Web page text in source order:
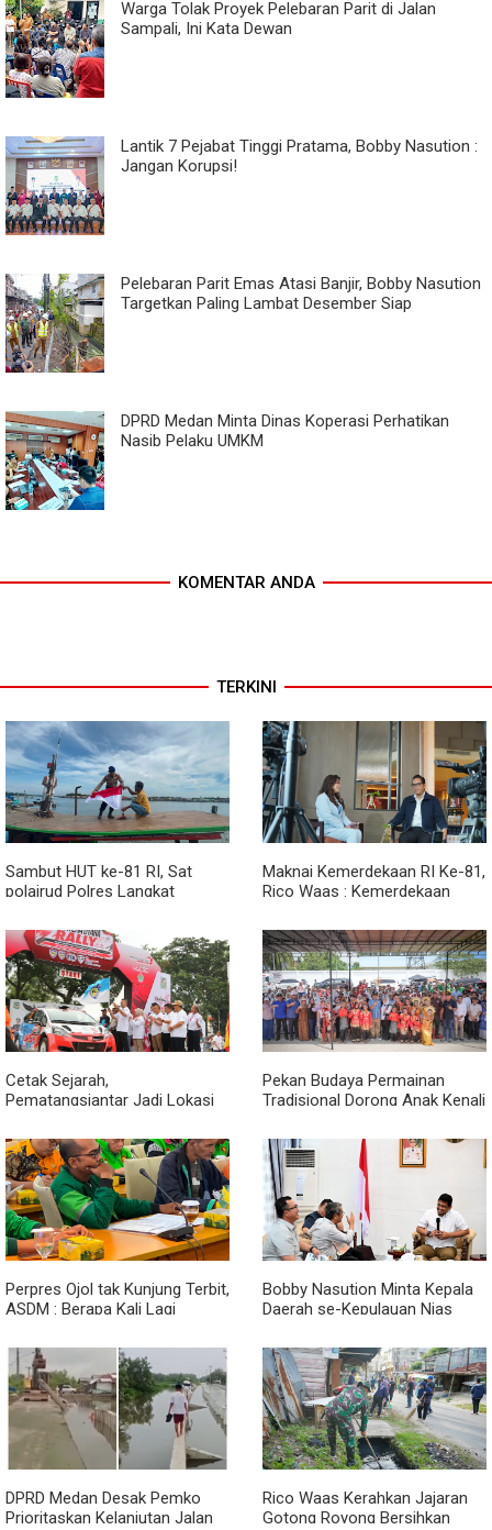
Warga Tolak Proyek Pelebaran Parit di Jalan
Sampali, Ini Kata Dewan
Lantik 7 Pejabat Tinggi Pratama, Bobby Nasution :
Jangan Korupsi!
Pelebaran Parit Emas Atasi Banjir, Bobby Nasution
Targetkan Paling Lambat Desember Siap
DPRD Medan Minta Dinas Koperasi Perhatikan
Nasib Pelaku UMKM
KOMENTAR ANDA
TERKINI
Sambut HUT ke-81 RI, Sat
polairud Polres Langkat
kepada Nelayan
Maknai Kemerdekaan RI Ke-81,
Rico Waas : Kemerdekaan
Lewat Peningkatan Pelayanan
Primer
Cetak Sejarah,
Pematangsiantar Jadi Lokasi
2026
Pekan Budaya Permainan
Tradisional Dorong Anak Kenali
Ketergantungan Gadget
Perpres Ojol tak Kunjung Terbit,
ASDM : Berapa Kali Lagi
Janji?
Bobby Nasution Minta Kepala
Daerah se-Kepulauan Nias
DPRD Medan Desak Pemko
Prioritaskan Kelanjutan Jalan
Rico Waas Kerahkan Jajaran
Gotong Royong Bersihkan